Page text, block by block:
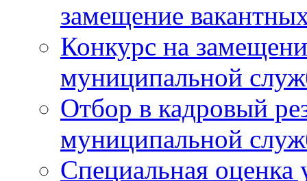
замещение
Конкурс на
муниципальной
Отбор в кадровый
муниципальной
Специальная оценка